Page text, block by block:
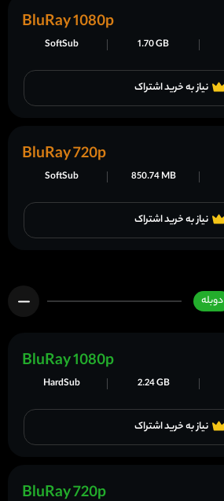
نیاز به خرید اشتراک
1.70 GB
SoftSub
BluRay 1080p
نیاز به خرید اشتراک
850.74 MB
SoftSub
BluRay 720p
دوبله
نیاز به خرید اشتراک
2.24 GB
HardSub
BluRay 1080p
BluRay 720p